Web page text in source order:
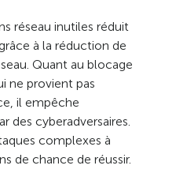
réseau inutiles réduit
à la réduction de
Quant au blocage
ne provient pas
il empêche
des cyberadversaires.
complexes à
de chance de réussir.